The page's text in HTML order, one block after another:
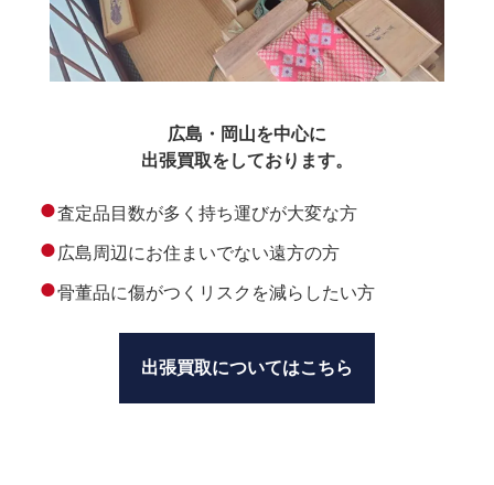
広島・岡山を中心に
出張買取をしております。
●査定品目数が多く持ち運びが大変な方
● 広島周辺にお住まいでない遠方の方
●骨董品に傷がつくリスクを減らしたい方
出張買取についてはこちら